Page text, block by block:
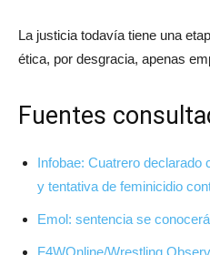
La justicia todavía tiene una
ética, por desgracia, apenas
Fuentes
Infobae: Cuatrero declarado
y tentativa de feminicidio
Emol: sentencia se
F4WOnline/Wrestling